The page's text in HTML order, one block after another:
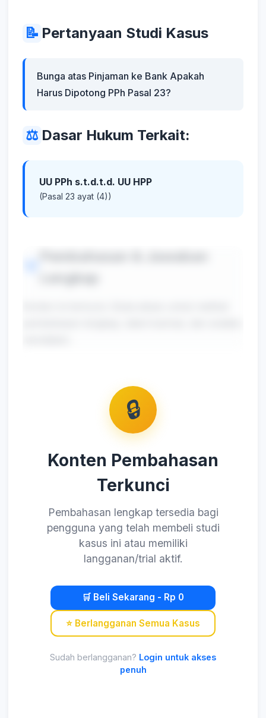
📝 Pertanyaan Studi Kasus
Bunga atas Pinjaman ke Bank Apakah
Harus Dipotong PPh Pasal 23?
⚖️ Dasar Hukum Terkait:
UU PPh s.t.d.t.d. UU HPP
(Pasal 23 ayat (4))
🔒
Konten Pembahasan
Terkunci
Pembahasan lengkap tersedia bagi
pengguna yang telah membeli studi
kasus ini atau memiliki
langganan/trial aktif.
🛒 Beli Sekarang - Rp 0
⭐ Berlangganan Semua Kasus
Sudah berlangganan? Login untuk akses
penuh